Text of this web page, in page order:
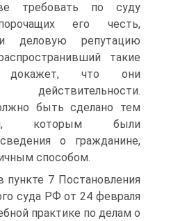
требовать по суду
его честь,
деловую репутацию
такие
докажет, что они
действительности.
быть сделано тем
которым были
о гражданине,
способом.
пункте 7 Постановления
суда РФ от 24 февраля
практике по делам о